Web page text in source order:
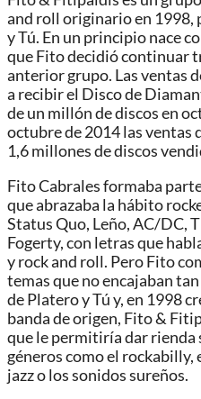
and roll originario en 1998,
y Tú. En un principio nace
que Fito decidió continuar
anterior grupo. Las ventas
a recibir el Disco de
de un millón de discos en
octubre de 2014 las ventas
1,6 millones de discos
Fito Cabrales formaba
que abrazaba la hábito
Status Quo, Leño, AC/DC,
Fogerty, con letras que
y rock and roll. Pero Fito
temas que no encajaban
de Platero y Tú y, en 1998
banda de origen, Fito &
que le permitiría dar rienda
géneros como el rockabilly,
jazz o los sonidos sureños.